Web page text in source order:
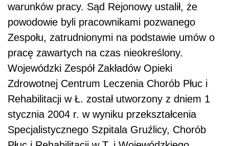
warunków pracy. Sąd Rejonowy ustalił, że
powodowie byli pracownikami pozwanego
Zespołu, zatrudnionymi na podstawie umów o
pracę zawartych na czas nieokreślony.
Wojewódzki Zespół Zakładów Opieki
Zdrowotnej Centrum Leczenia Chorób Płuc i
Rehabilitacji w Ł. został utworzony z dniem 1
stycznia 2004 r. w wyniku przekształcenia
Specjalistycznego Szpitala Gruźlicy, Chorób